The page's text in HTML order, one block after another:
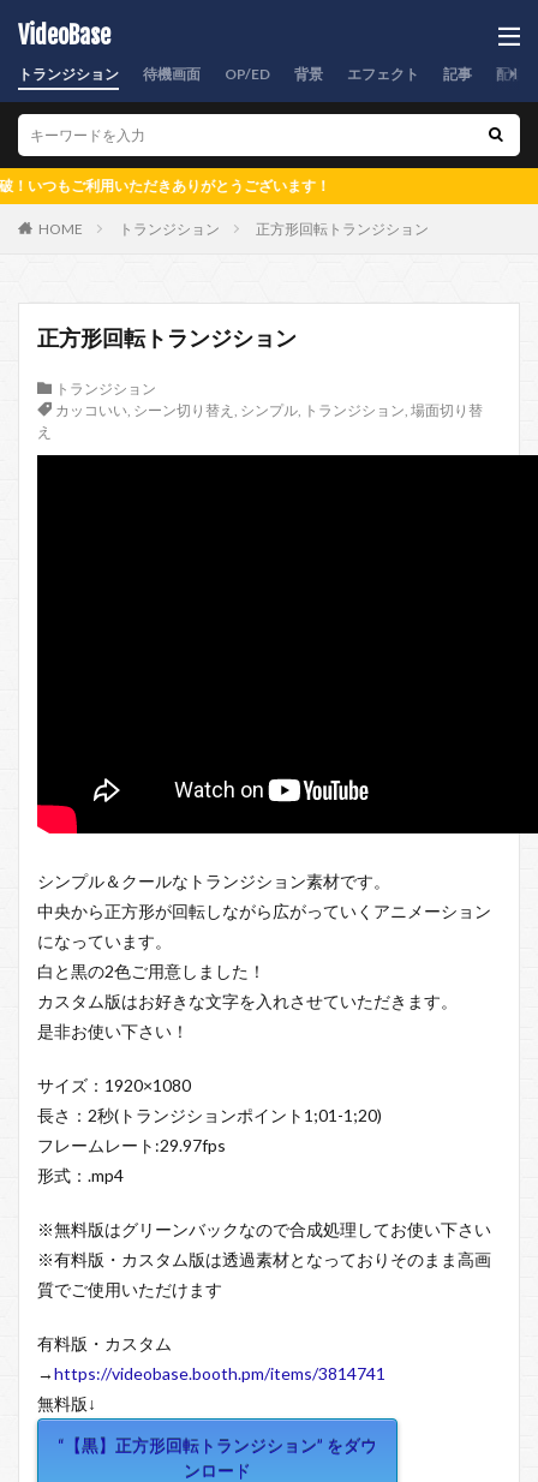
VideoBase
トランジション 待機画面 OP/ED 背景 エフェクト 記事 配信
利用いただきありがとうございます！
HOME トランジション 正方形回転トランジション
正方形回転トランジション
トランジション
カッコいい, シーン切り替え , シンプル, トランジション, 場面切り替
え
シンプル＆クールなトランジション素材です。
中央から正方形が回転しながら広がっていくアニメーション
になっています。
白と黒の2色ご用意しました！
カスタム版はお好きな文字を入れさせていただきます。
是非お使い下さい！
サイズ：1920×1080
長さ：2秒(トランジションポイント1;01-1;20)
フレームレート:29.97fps
形式：.mp4
※無料版はグリーンバックなので合成処理してお使い下さい
※有料版・カスタム版は透過素材となっておりそのまま高画
質でご使用いただけます
有料版・カスタム
→https://videobase.booth.pm/items/3814741
無料版↓
“【黒】正方形回転トランジション” をダウ
ンロード